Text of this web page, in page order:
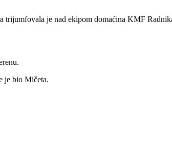
trijumfovala je nad ekipom domaćina KMF
je bio Mičeta.